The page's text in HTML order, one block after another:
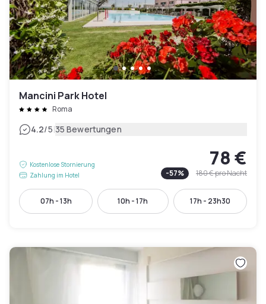
Mancini Park Hotel
Roma
4.2/5|35 Bewertungen
Kostenlose Stornierung
Zahlung im Hotel
78 €
-57% 180 €pro Nacht
07h - 13h 10h - 17h 17h - 23h30